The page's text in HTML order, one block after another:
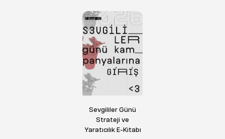
Sevgililer Günü
Strateji ve
Yaratıcılık E-Kitabı